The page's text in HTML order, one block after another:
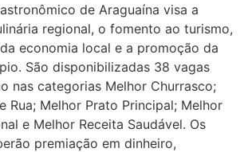
de Araguaína visa a
regional, o fomento ao turismo,
economia local e a promoção da
São disponibilizadas 38 vagas
nas categorias Melhor Churrasco;
Rua; Melhor Prato Principal; Melhor
e Melhor Receita Saudável. Os
premiação em dinheiro,